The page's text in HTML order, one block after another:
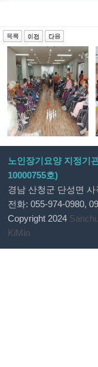
노인장기요양 지정기
10000755호)
경남 산청군 단성면
전화: 055-974-0980,
Copyright 2024
KiMin